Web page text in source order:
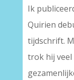
Ik
Quirien
tijdschrift.
trok hij veel